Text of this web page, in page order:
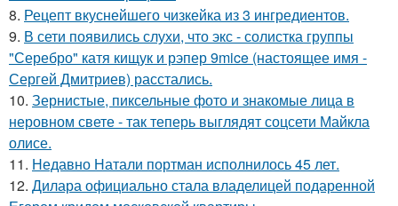
8. Рецепт вкуснейшего чизкейка из 3 ингредиентов.
9. В сети появились слухи, что экс - солистка группы
"Серебро" катя кищук и рэпер 9mice (настоящее имя -
Сергей Дмитриев) расстались.
10. Зернистые, пиксельные фото и знакомые лица в
неровном свете - так теперь выглядят соцсети Майкла
олисе.
11. Недавно Натали портман исполнилось 45 лет.
12. Дилара официально стала владелицей подаренной